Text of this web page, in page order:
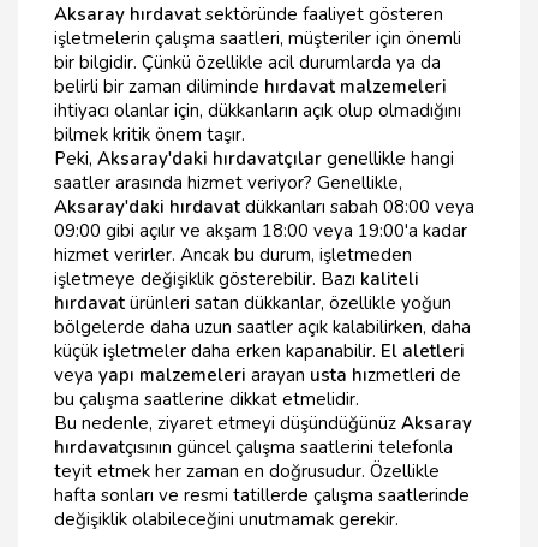
Aksaray hırdavat sektöründe faaliyet gösteren
işletmelerin çalışma saatleri, müşteriler için önemli
bir bilgidir. Çünkü özellikle acil durumlarda ya da
belirli bir zaman diliminde hırdavat malzemeleri
ihtiyacı olanlar için, dükkanların açık olup olmadığını
bilmek kritik önem taşır.
Peki, Aksaray'daki hırdavatçılar genellikle hangi
saatler arasında hizmet veriyor? Genellikle,
Aksaray'daki hırdavat dükkanları sabah 08:00 veya
09:00 gibi açılır ve akşam 18:00 veya 19:00'a kadar
hizmet verirler. Ancak bu durum, işletmeden
işletmeye değişiklik gösterebilir. Bazı kaliteli
hırdavat ürünleri satan dükkanlar, özellikle yoğun
bölgelerde daha uzun saatler açık kalabilirken, daha
küçük işletmeler daha erken kapanabilir. El aletleri
veya yapı malzemeleri arayan usta hızmetleri de
bu çalışma saatlerine dikkat etmelidir.
Bu nedenle, ziyaret etmeyi düşündüğünüz Aksaray
hırdavatçısının güncel çalışma saatlerini telefonla
teyit etmek her zaman en doğrusudur. Özellikle
hafta sonları ve resmi tatillerde çalışma saatlerinde
değişiklik olabileceğini unutmamak gerekir.